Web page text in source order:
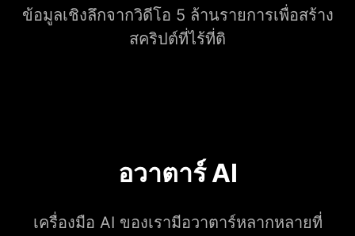
ข้อมูลเชิงลึกจากวิดีโอ 5 ล้านรายการเพื่อสร้าง
สคริปต์ที่ไร้ที่ติ
อวาตาร์ AI
เครื่องมือ AI ของเรามีอวาตาร์หลากหลายที่